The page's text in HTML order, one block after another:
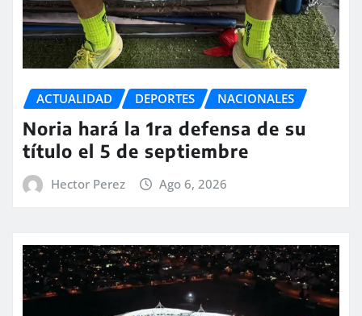
ACTUALIDAD DEPORTES NACIONALES
Noria hará la 1ra defensa de su
título el 5 de septiembre
Hector Perez Ago 6, 2026